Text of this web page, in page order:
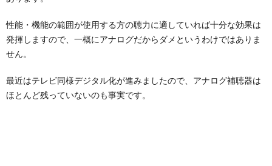
性能・機能の範囲が使用する方の聴力に適していれば十分な効果は
発揮しますので、一概にアナログだからダメというわけではありま
せん。
最近はテレビ同様デジタル化が進みましたので、アナログ補聴器は
ほとんど残っていないのも事実です。